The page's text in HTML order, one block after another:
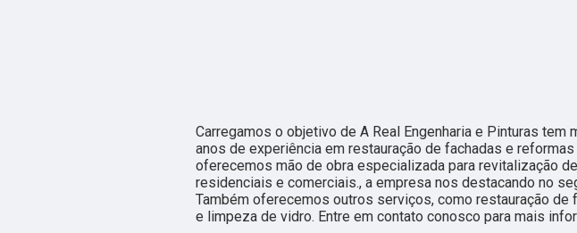
Carregamos o objetivo de A Real Engenharia e Pinturas tem
anos de experiência em restauração de fachadas e reformas
oferecemos mão de obra especializada para revitalização
residenciais e comerciais., a empresa nos destacando no
Também oferecemos outros serviços, como restauração de
e limpeza de vidro. Entre em contato conosco para mais